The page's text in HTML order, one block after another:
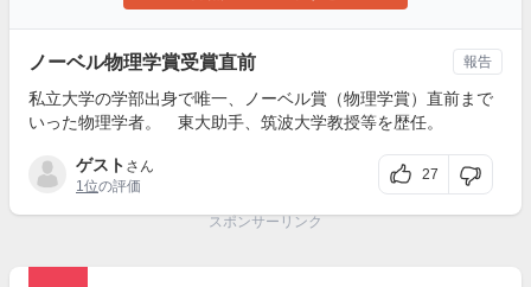
ノーベル物理学賞受賞直前
私立大学の学部出身で唯一、ノーベル賞（物理学賞）直前まで
いった物理学者。 東大助手、筑波大学教授等を歴任。
ゲスト さん
1位の評価
27
報告
スポンサーリンク